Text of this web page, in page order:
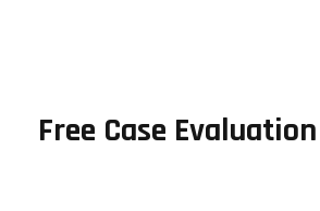
Free Case Evaluation